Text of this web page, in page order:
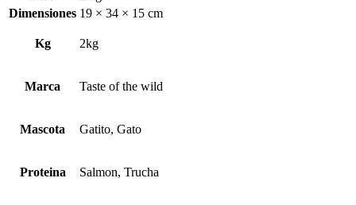
Dimensiones 19 × 34 × 15 cm
Kg 2kg
Marca Taste of the wild
Mascota Gatito, Gato
Proteina Salmon, Trucha